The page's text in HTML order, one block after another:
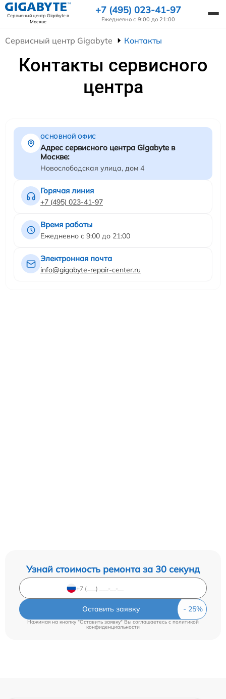
Сервисный центр Gigabyteв
Москве
+7 (495) 023-41-97
Ежедневно с 9:00 до 21:00
Сервисный центр Gigabyte Контакты
Контакты сервисного
центра
ОСНОВНОЙ ОФИС
Адрес сервисного центра Gigabyte в
Москве:
Новослободская улица, дом 4
Горячая линия
+7 (495) 023-41-97
Время работы
Ежедневно с 9:00 до 21:00
Электронная почта
info@gigabyte-repair-center.ru
Узнай стоимость ремонта за 30 секунд
Оставить заявку
Нажимая на кнопку "Оставить заявку" Вы соглашаетесь c политикой
конфиденциальности